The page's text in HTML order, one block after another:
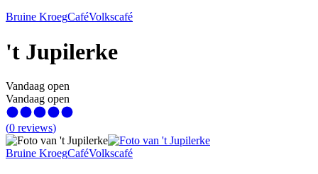
Bruine KroegCaféVolkscafé
't Jupilerke
Vandaag open
Vandaag open
(0 reviews)
Bruine KroegCaféVolkscafé